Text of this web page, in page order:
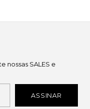
nossas SALES e